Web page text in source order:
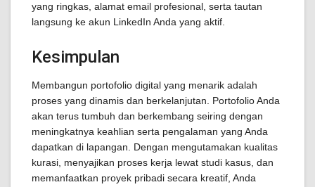
yang ringkas, alamat email profesional, serta tautan
langsung ke akun LinkedIn Anda yang aktif.
Kesimpulan
Membangun portofolio digital yang menarik adalah
proses yang dinamis dan berkelanjutan. Portofolio Anda
akan terus tumbuh dan berkembang seiring dengan
meningkatnya keahlian serta pengalaman yang Anda
dapatkan di lapangan. Dengan mengutamakan kualitas
kurasi, menyajikan proses kerja lewat studi kasus, dan
memanfaatkan proyek pribadi secara kreatif, Anda